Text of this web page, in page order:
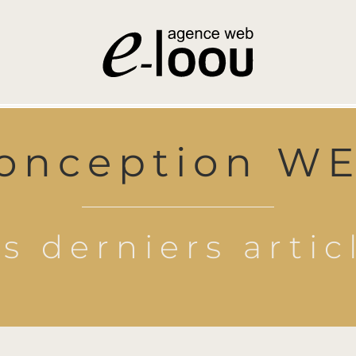
derniers